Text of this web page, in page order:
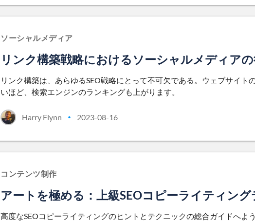
ソーシャルメディア
リンク構築戦略におけるソーシャルメディアの
リンク構築は、あらゆるSEO戦略にとって不可欠である。ウェブサイト
いほど、検索エンジンのランキングも上がります。
Harry Flynn • 2023-08-16
コンテンツ制作
アートを極める：上級SEOコピーライティング
高度なSEOコピーライティングのヒントとテクニックの総合ガイドへよ